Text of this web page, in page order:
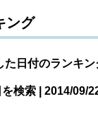
ング
た日付のランキ
検索 | 2014/09/